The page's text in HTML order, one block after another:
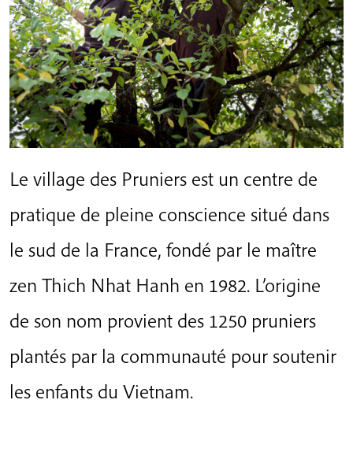
Le village des Pruniers est un centre de
pratique de pleine conscience situé dans
le sud de la France, fondé par le maître
zen Thich Nhat Hanh en 1982. L’origine
de son nom provient des 1250 pruniers
plantés par la communauté pour soutenir
les enfants du Vietnam.